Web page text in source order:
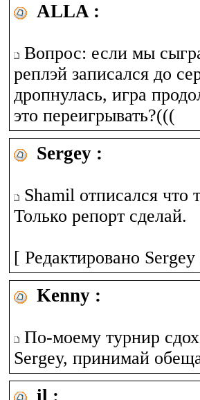
ALLA :
Вопрос: если мы
реплэй записался до
дропнулась, игра
это переигрывать?(((
Sergey :
Shamil отписался что
Только репорт сделай.
[ Редактировано
Kenny :
По-моему турнир
Sergey, принимай
il :